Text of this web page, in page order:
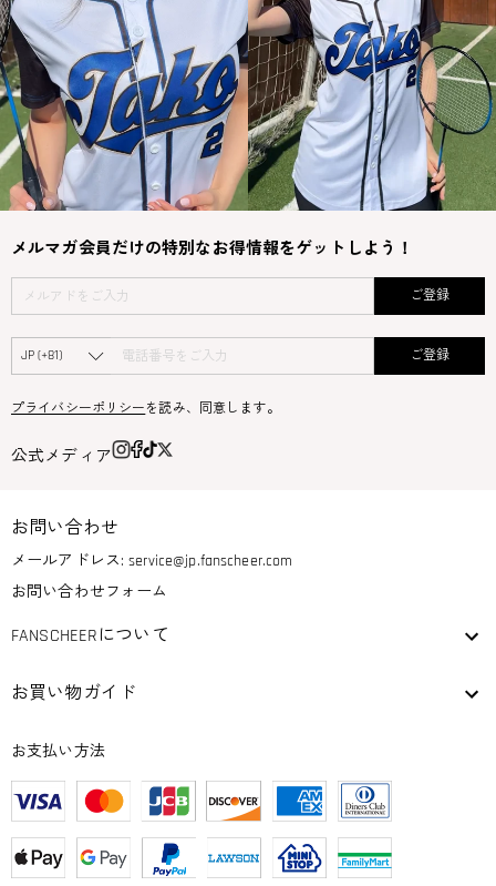
メルマガ会員だけの特別なお得情報をゲットしよう！
ご登録
ご登録
プライバシーポリシー を読み、同意します。
公式メディア
お問い合わせ
メールアドレス:service@jp.fanscheer.com
お問い合わせフォーム
FANSCHEERについて
お買い物ガイド
お支払い方法